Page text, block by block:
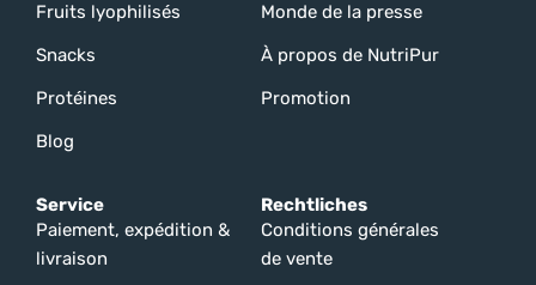
Fruits lyophilisés
Snacks
Protéines
Blog
Monde de la presse
À propos de NutriPur
Promotion
Service
Paiement, expédition &
livraison
Rechtliches
Conditions générales
de vente